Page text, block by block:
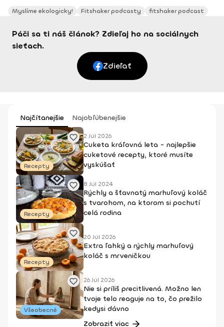
Myslíme ekologicky! Fitshaker podcasty fitshaker podcast
Páči sa ti náš článok? Zdieľaj ho na sociálnych
sieťach.
Zdieľať
Najčítanejšie Najobľúbenejšie
Recepty
2 Júl 2026
Cuketa kráľovná leta - najlepšie
cuketové recepty, ktoré musíte
vyskúšať
Recepty
8 Júl 2024
Rýchly a šťavnatý marhuľový koláč
s tvarohom, na ktorom si pochutí
celá rodina
Recepty
20 Júl 2026
Extra ľahký a rýchly marhuľový
koláč s mrveničkou
Všeobecné
26 Júl 2026
Nie si príliš precitlivená. Možno len
tvoje telo reaguje na to, čo prežilo
kedysi dávno
Zobraziť viac